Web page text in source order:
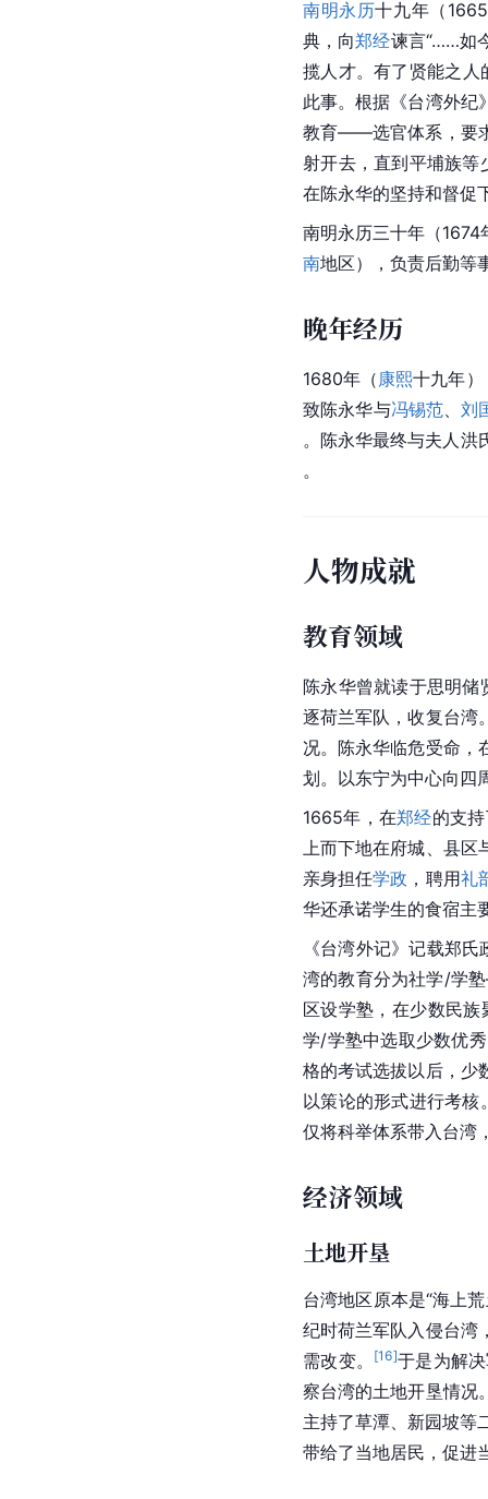
南明永历十九年（
典，向郑经谏言“……如
揽人才。有了贤能之人
此事。根据《台湾外纪
教育——选官体系，要
射开去，直到平埔族
在陈永华的坚持和督促
南明永历三十年（1674
南地区），负责后勤等
晚年经历
1680年（康熙十九年）
致陈永华与冯锡范、刘
。陈永华最终与夫人洪
。
人物成就
教育领域
陈永华曾就读于思明储
逐荷兰军队 ，收复台湾
况。陈永华临危受命，
划。以东宁为中心向四
1665年，在郑经的支
上而下地在府城、县区
亲身担任学政 ，聘用礼
华还承诺学生的食宿主
《台湾外记》记载郑
湾的教育分为社学/学
区设学塾，在少数民
学/学塾中选取少数优
格的考试选拔以后，少
以策论的形式进行考
仅将科举体系带入台湾
经济领域
土地开垦
台湾地区原本是“海上
纪时荷兰军队入侵台湾
需改变。
[16]于是为解
察台湾的土地开垦情况
主持了草潭、新园坡等
带给了当地居民，促进